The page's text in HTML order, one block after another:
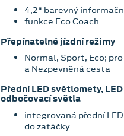
4,2“ barevný
funkce Eco Coach
Přepínatelné jízdní režimy
Normal, Sport, Eco;
a Nezpevněná cesta
Přední LED světlomety,
odbočovací světla
integrovaná přední
do zatáčky